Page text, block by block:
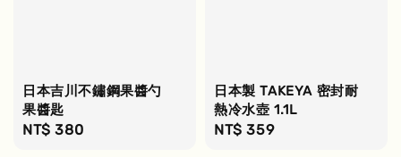
日本吉川不鏽鋼果醬勺
果醬匙
Regular
NT$ 380
日本製 TAKEYA 密封耐
熱冷水壺 1.1L
Regular
NT$ 359